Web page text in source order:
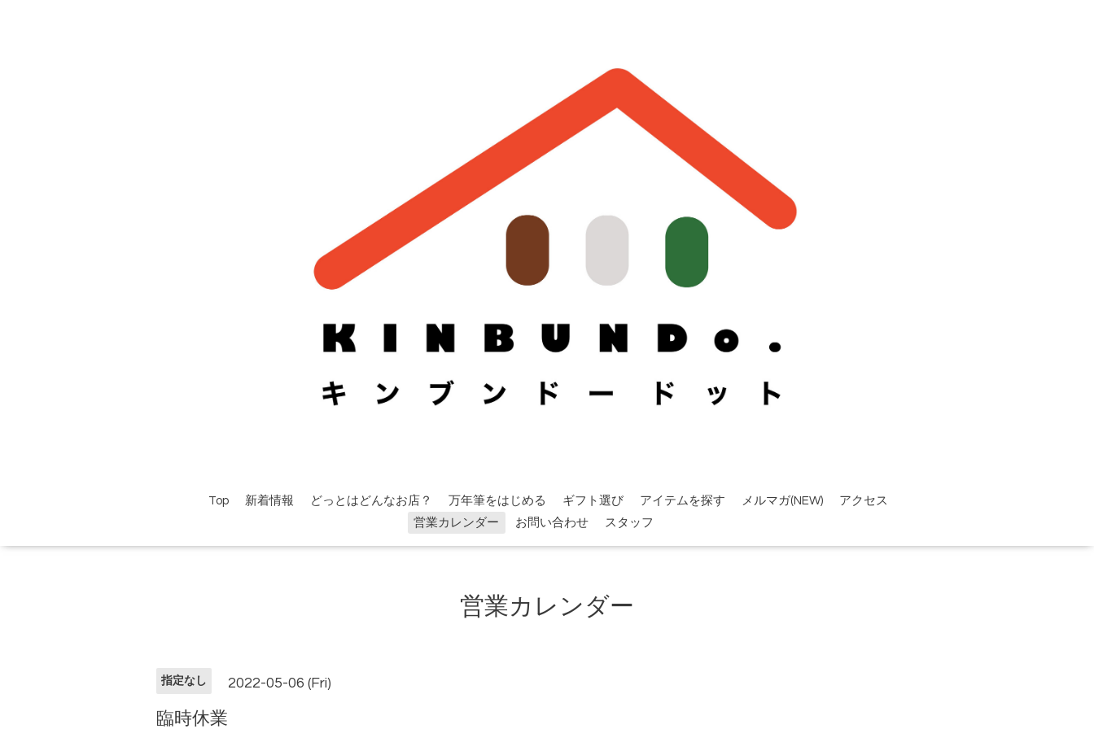
Top 新着情報 どっとはどんなお店？ 万年筆をはじめる ギフト選び アイテムを探す メルマガ(NEW)
アクセス
営業カレンダー
お問い合わせ スタッフ
営業カレンダー
指定なし 2022-05-06 (Fri)
臨時休業